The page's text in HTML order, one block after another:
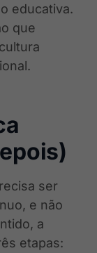
educativa.
que
ser
e não
a
etapas: